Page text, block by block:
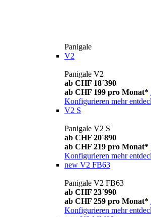
Panigale
V2
Panigale V2
ab CHF 18´390
ab CHF 199 pro Monat*
Konfigurieren mehr
V2 S
Panigale V2 S
ab CHF 20´890
ab CHF 219 pro Monat*
Konfigurieren mehr
new V2 FB63
Panigale V2 FB63
ab CHF 23´990
ab CHF 259 pro Monat*
Konfigurieren mehr